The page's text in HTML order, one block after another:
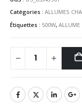
Catégories : ALLUMES
Étiquettes : 500W, ALLUME